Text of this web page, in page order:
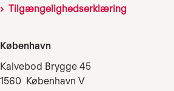
Tilgængelighedserklæring
København
Kalvebod Brygge 45
1560 København V